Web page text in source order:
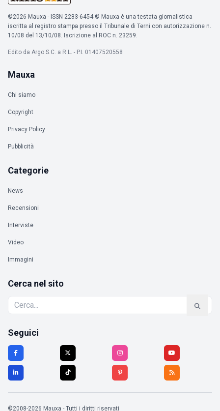
©2026 Mauxa - ISSN 2283-6454 © Mauxa è una testata giornalistica
iscritta al registro stampa presso il Tribunale di Terni con autorizzazione n.
10/08 del 13/10/08. Iscrizione al ROC n. 23259.
Edito da Argo S.C. a R.L. - P.I. 01407520558
Mauxa
Chi siamo
Copyright
Privacy Policy
Pubblicità
Categorie
News
Recensioni
Interviste
Video
Immagini
Cerca nel sito
Seguici
©2008-2026 Mauxa - Tutti i diritti riservati